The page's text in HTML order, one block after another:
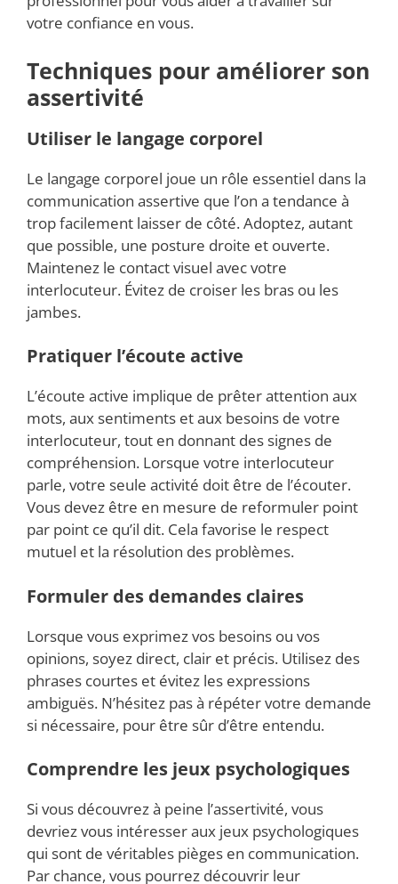
votre confiance en vous.
Techniques pour améliorer son
assertivité
Utiliser le langage corporel
Le langage corporel joue un rôle essentiel dans la
communication assertive que l’on a tendance à
trop facilement laisser de côté. Adoptez, autant
que possible, une posture droite et ouverte.
Maintenez le contact visuel avec votre
interlocuteur. Évitez de croiser les bras ou les
jambes.
Pratiquer l’écoute active
L’écoute active implique de prêter attention aux
mots, aux sentiments et aux besoins de votre
interlocuteur, tout en donnant des signes de
compréhension. Lorsque votre interlocuteur
parle, votre seule activité doit être de l’écouter.
Vous devez être en mesure de reformuler point
par point ce qu’il dit. Cela favorise le respect
mutuel et la résolution des problèmes.
Formuler des demandes claires
Lorsque vous exprimez vos besoins ou vos
opinions, soyez direct, clair et précis. Utilisez des
phrases courtes et évitez les expressions
ambiguës. N’hésitez pas à répéter votre demande
si nécessaire, pour être sûr d’être entendu.
Comprendre les jeux psychologiques
Si vous découvrez à peine l’assertivité, vous
devriez vous intéresser aux jeux psychologiques
qui sont de véritables pièges en communication.
Par chance, vous pourrez découvrir leur